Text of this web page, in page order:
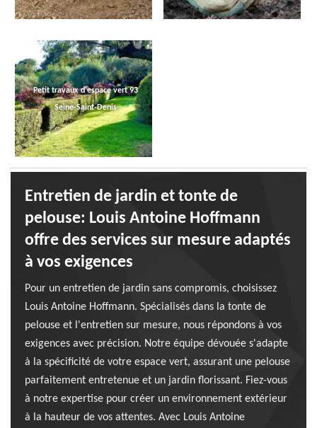
Petit travaux d'espace vert 93
Seine-Saint-Denis
Entretien de jardin et tonte de
pelouse: Louis Antoine Hoffmann
offre des services sur mesure adaptés
à vos exigences
Pour un entretien de jardin sans compromis, choisissez
Louis Antoine Hoffmann. Spécialisés dans la tonte de
pelouse et l'entretien sur mesure, nous répondons à vos
exigences avec précision. Notre équipe dévouée s'adapte
à la spécificité de votre espace vert, assurant une pelouse
parfaitement entretenue et un jardin florissant. Fiez-vous
à notre expertise pour créer un environnement extérieur
à la hauteur de vos attentes. Avec Louis Antoine